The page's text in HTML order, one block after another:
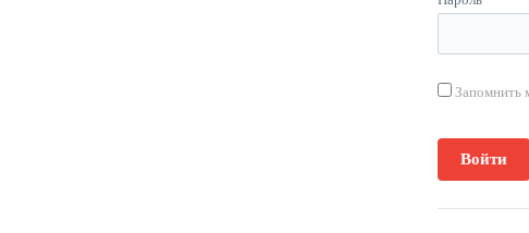
Запомнить